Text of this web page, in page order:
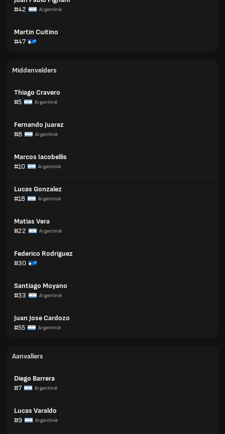
#42
Argentinië
Martin Cuitino
#47
Middenvelders
Thiago Cravero
#5
Argentinië
Fernando Juarez
#8
Argentinië
Marcos Iacobellis
#10
Argentinië
Lucas Gonzalez
#18
Argentinië
Matias Vera
#22
Argentinië
Federico Rodriguez
#30
Santiago Moyano
#33
Argentinië
Juan Jose Cardozo
#55
Argentinië
Aanvallers
Diego Barrera
#7
Argentinië
Lucas Varaldo
#9
Argentinië